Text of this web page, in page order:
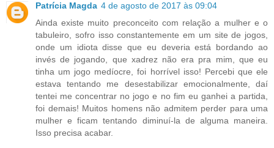
Patrícia Magda 4 de agosto de 2017 às 09:04
Ainda existe muito preconceito com relação a mulher e o
tabuleiro, sofro isso constantemente em um site de jogos,
onde um idiota disse que eu deveria está bordando ao
invés de jogando, que xadrez não era pra mim, que eu
tinha um jogo medíocre, foi horrível isso! Percebi que ele
estava tentando me desestabilizar emocionalmente, daí
tentei me concentrar no jogo e no fim eu ganhei a partida,
foi demais! Muitos homens não admitem perder para uma
mulher e ficam tentando diminuí-la de alguma maneira.
Isso precisa acabar.